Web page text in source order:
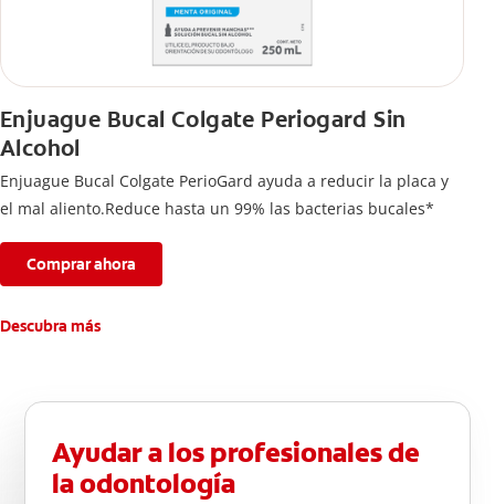
Enjuague Bucal Colgate Periogard Sin
Alcohol
Enjuague Bucal Colgate PerioGard ayuda a reducir la placa y
el mal aliento.Reduce hasta un 99% las bacterias bucales*
Comprar ahora
Descubra más
Ayudar a los profesionales de
la odontología